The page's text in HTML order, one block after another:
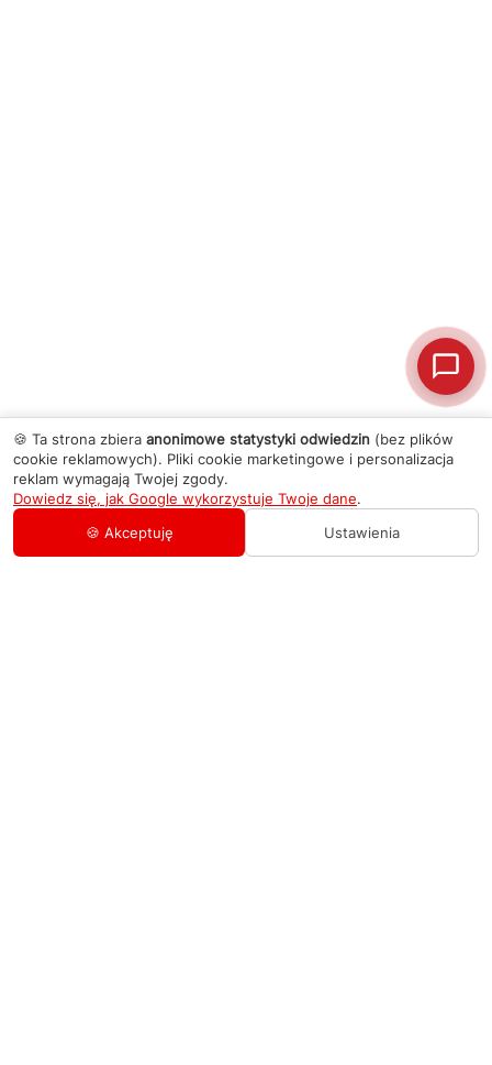
🍪 Ta strona zbiera anonimowe statystyki odwiedzin (bez plików
cookie reklamowych). Pliki cookie marketingowe i personalizacja
reklam wymagają Twojej zgody.
Dowiedz się, jak Google wykorzystuje Twoje dane.
🍪 Akceptuję
Ustawienia